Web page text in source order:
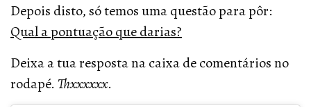
Depois disto, só temos uma questão para pôr:
Qual a pontuação que darias?
Deixa a tua resposta na caixa de comentários no
rodapé. Thxxxxxx.